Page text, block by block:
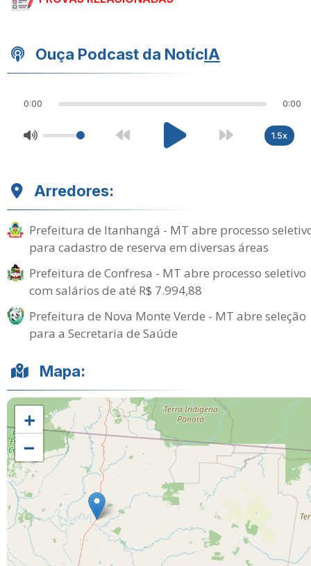
Ouça Podcast da NotícIA
0:00 0:00
1.5x
Arredores:
Prefeitura de Itanhangá - MT abre processo
para cadastro de reserva em diversas áreas
Prefeitura de Confresa - MT abre processo seletivo
com salários de até R$ 7.994,88
Prefeitura de Nova Monte Verde - MT abre seleção
para a Secretaria de Saúde
Mapa:
+
−